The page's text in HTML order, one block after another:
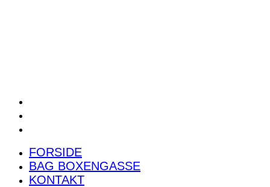
FORSIDE
BAG BOXENGASSE
KONTAKT